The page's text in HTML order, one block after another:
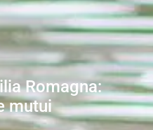
Romagna:
mutui